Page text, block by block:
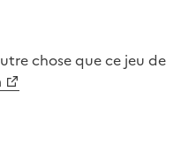
chose quece jeu de